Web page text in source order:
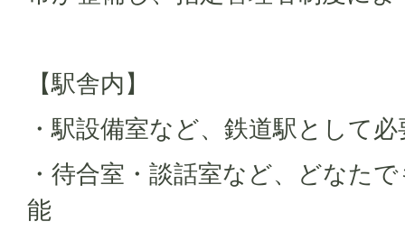
【駅舎内】
・駅設備室など、鉄道駅として
・待合室・談話室など、どなた
能